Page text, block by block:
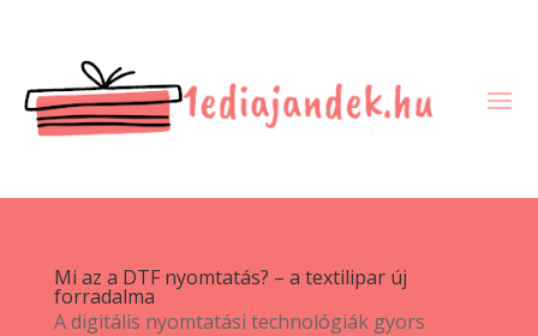
Mi az a DTF nyomtatás? – a textilipar új
forradalma
A digitális nyomtatási technológiák gyors